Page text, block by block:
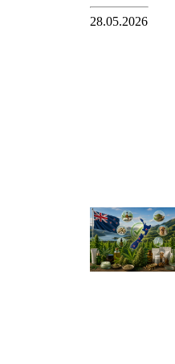
28.05.2026